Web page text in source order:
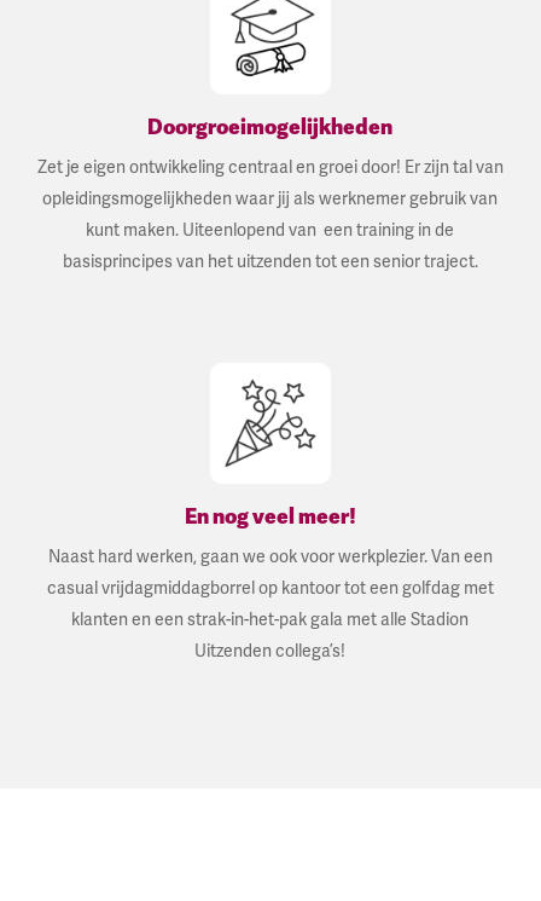
Doorgroeimogelijkheden
Zet je eigen ontwikkeling centraal en groei door! Er zijn tal van
opleidingsmogelijkheden waar jij als werknemer gebruik van
kunt maken. Uiteenlopend van een training in de
basisprincipes van het uitzenden tot een senior traject.
En nog veel meer!
Naast hard werken, gaan we ook voor werkplezier. Van een
casual vrijdagmiddagborrel op kantoor tot een golfdag met
klanten en een strak-in-het-pak gala met alle Stadion
Uitzenden collega’s!